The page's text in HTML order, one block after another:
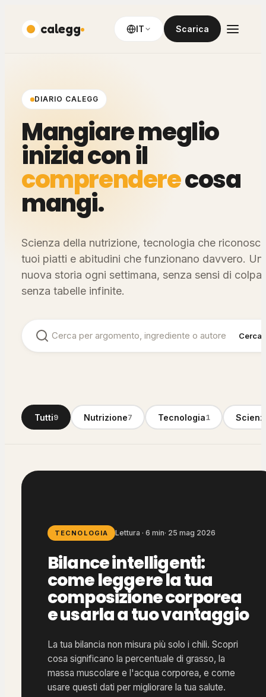
calegg IT Scarica
DIARIO CALEGG
Mangiare meglio
inizia con il
comprenderecosa
mangi.
Scienza della nutrizione, tecnologia che
tuoi piatti e abitudini che funzionano davvero.
nuova storia ogni settimana, senza sensi di colpa
senza tabelle infinite.
Cerca
Tutti9 Nutrizione7 Tecnologia1
TECNOLOGIA Lettura · 6 min· 25 mag 2026
Bilance intelligenti:
come leggere la tua
composizione corporea
e usarla a tuo vantaggio
La tua bilancia non misura più solo i chili. Scopri
cosa significano la percentuale di grasso, la
massa muscolare e l'acqua corporea, e come
usare questi dati per migliorare la tua salute.